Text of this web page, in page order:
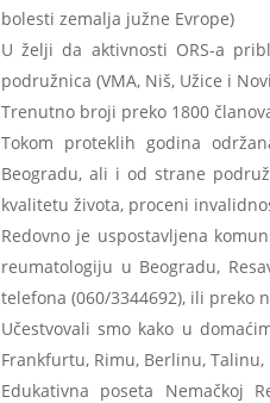
bolesti zemalja južne Evrope)
U želji da aktivnosti ORS-a
podružnica (VMA, Niš, Užice i
Trenutno broji preko 1800
Tokom proteklih godina
Beogradu, ali i od strane
kvalitetu života, proceni
Redovno je uspostavljena
reumatologiju u Beogradu,
telefona (060/3344692), ili preko
Učestvovali smo kako u
Frankfurtu, Rimu, Berlinu, Talinu,
Edukativna poseta Nemačkoj